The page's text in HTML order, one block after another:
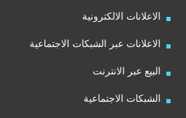
الاعلانات الالكترونية
الاعلانات عبر الشبكات الاجتماعية
البيع عبر الانترنت
الشبكات الاجتماعية